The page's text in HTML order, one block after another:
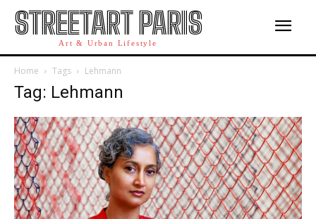
STREETART PARIS
Art & Urban Lifestyle
Home Tags Lehmann
Tag: Lehmann